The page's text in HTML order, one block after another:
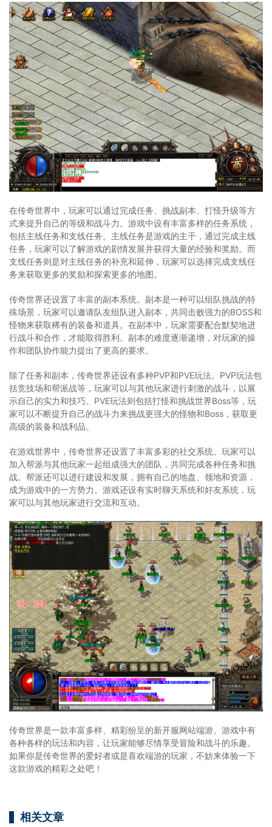
在传奇世界中，玩家可以通过完成任务、挑战副本、打怪升级等方
式来提升自己的等级和战斗力。游戏中设有丰富多样的任务系统，
包括主线任务和支线任务。主线任务是游戏的主干，通过完成主线
任务，玩家可以了解游戏的剧情发展并获得大量的经验和奖励。而
支线任务则是对主线任务的补充和延伸，玩家可以选择完成支线任
务来获取更多的奖励和探索更多的地图。
传奇世界还设置了丰富的副本系统。副本是一种可以组队挑战的特
殊场景，玩家可以邀请队友组队进入副本，共同击败强力的BOSS和
怪物来获取稀有的装备和道具。在副本中，玩家需要配合默契地进
行战斗和合作，才能取得胜利。副本的难度逐渐递增，对玩家的操
作和团队协作能力提出了更高的要求。
除了任务和副本，传奇世界还设有多种PVP和PVE玩法。PVP玩法包
括竞技场和帮派战等，玩家可以与其他玩家进行刺激的战斗，以展
示自己的实力和技巧。PVE玩法则包括打怪和挑战世界Boss等，玩
家可以不断提升自己的战斗力来挑战更强大的怪物和Boss，获取更
高级的装备和战利品。
在游戏世界中，传奇世界还设置了丰富多彩的社交系统。玩家可以
加入帮派与其他玩家一起组成强大的团队，共同完成各种任务和挑
战。帮派还可以进行建设和发展，拥有自己的地盘、领地和资源，
成为游戏中的一方势力。游戏还设有实时聊天系统和好友系统，玩
家可以与其他玩家进行交流和互动。
传奇世界是一款丰富多样、精彩纷呈的新开服网站端游。游戏中有
各种各样的玩法和内容，让玩家能够尽情享受冒险和战斗的乐趣。
如果你是传奇世界的爱好者或是喜欢端游的玩家，不妨来体验一下
这款游戏的精彩之处吧！
相关文章